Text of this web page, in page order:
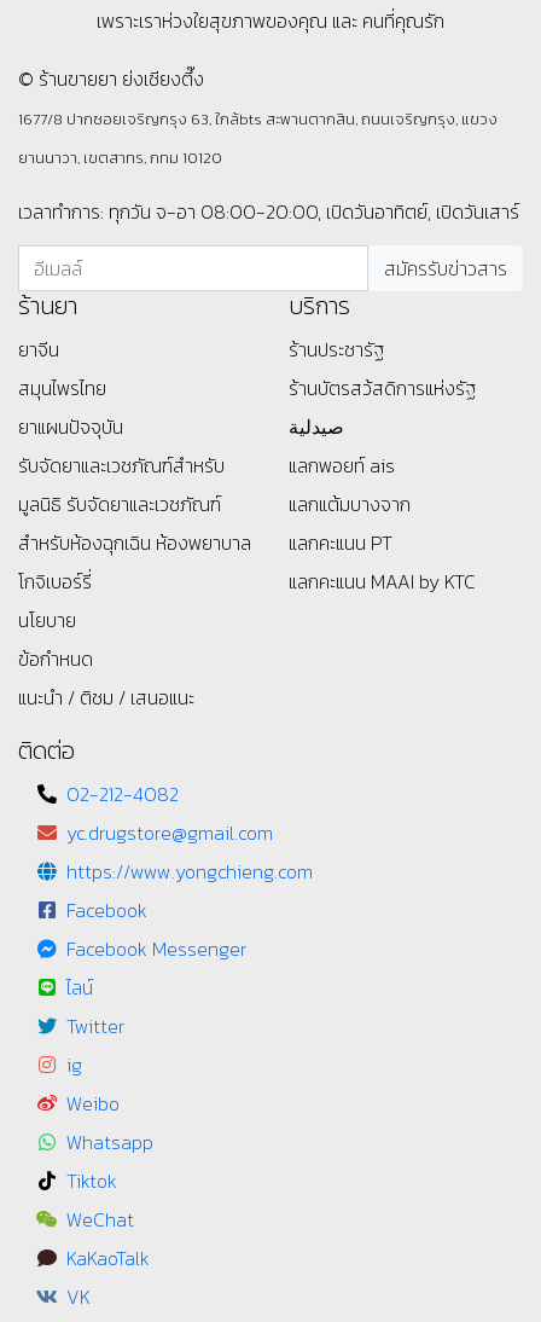
เพราะเราห่วงใยสุขภาพของคุณ และ คนที่คุณรัก
© ร้านขายยา ย่งเชียงตึ๊ง
1677/8 ปากซอยเจริญกรุง 63, ใกล้bts สะพานตากสิน, ถนนเจริญกรุง, แขวง
ยานนาวา, เขตสาทร, กทม 10120
เวลาทำการ: ทุกวัน จ-อา 08:00-20:00, เปิดวันอาทิตย์, เปิดวันเสาร์
ร้านยา
ยาจีน
สมุนไพรไทย
ยาแผนปัจจุบัน
รับจัดยาและเวชภัณฑ์สำหรับ
มูลนิธิ รับจัดยาและเวชภัณฑ์
สำหรับห้องฉุกเฉิน ห้องพยาบาล
โกจิเบอร์รี่
นโยบาย
ข้อกำหนด
แนะนำ / ติชม / เสนอแนะ
บริการ
ร้านประชารัฐ
ร้านบัตรสว้สดิการแห่งรัฐ
صيدلية
แลกพอยท์ ais
แลกแต้มบางจาก
แลกคะแนน PT
แลกคะแนน MAAI by KTC
ติดต่อ
02-212-4082
yc.drugstore@gmail.com
https://www.yongchieng.com
Facebook
Facebook Messenger
ไลน์
Twitter
ig
Weibo
Whatsapp
Tiktok
WeChat
KaKaoTalk
VK